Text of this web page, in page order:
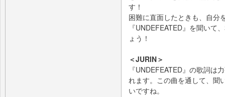
す！
困難に直面したときも、自分
『UNDEFEATED』を聞いて
ょう！
＜JURIN＞
『UNDEFEATED』の歌詞は
れます。この曲を通して、聞
いですね。